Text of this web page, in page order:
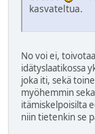
kasvateltua.
No voi ei,
idätyslaatikossa
joka iti, sekä
myöhemmin
itämiskelpoisilta
niin tietenkin se